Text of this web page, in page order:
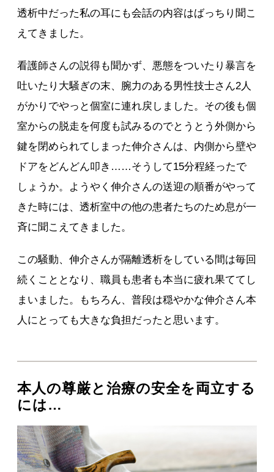
透析中だった私の耳にも会話の内容はばっちり聞こ
えてきました。
看護師さんの説得も聞かず、悪態をついたり暴言を
吐いたり大騒ぎの末、腕力のある男性技士さん2人
がかりでやっと個室に連れ戻しました。その後も個
室からの脱走を何度も試みるのでとうとう外側から
鍵を閉められてしまった伸介さんは、内側から壁や
ドアをどんどん叩き……そうして15分程経ったで
しょうか。ようやく伸介さんの送迎の順番がやって
きた時には、透析室中の他の患者たちのため息が一
斉に聞こえてきました。
この騒動、伸介さんが隔離透析をしている間は毎回
続くこととなり、職員も患者も本当に疲れ果ててし
まいました。もちろん、普段は穏やかな伸介さん本
人にとっても大きな負担だったと思います。
本人の尊厳と治療の安全を両立する
には…